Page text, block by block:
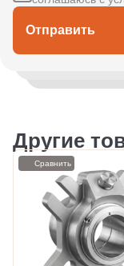
Отправить
Другие
Сравнить